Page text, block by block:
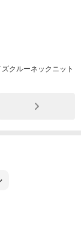
クルーネックニット